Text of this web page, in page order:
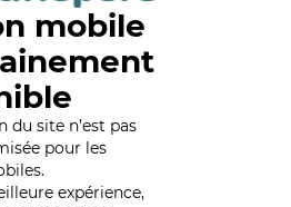
mobile
du site n’est pas
pour les
expérience,